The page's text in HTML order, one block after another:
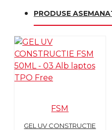
PRODUSE
FSM
GEL UV CONSTRUCTIE